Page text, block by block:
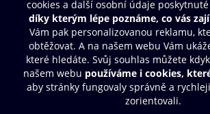
Moje O2 Knihovna
Další zábava
© O2 Czech Republic a.s.